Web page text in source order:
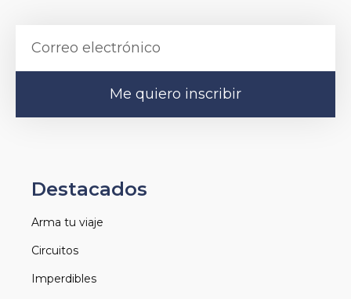
Me quiero inscribir
Destacados
Arma tu viaje
Circuitos
Imperdibles